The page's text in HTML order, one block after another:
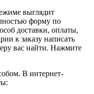
выглядит
форму по
доставки, оплаты,
к заказу написать
вас найти. Нажмите
В интернет-